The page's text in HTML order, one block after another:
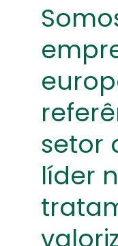
setor
líder